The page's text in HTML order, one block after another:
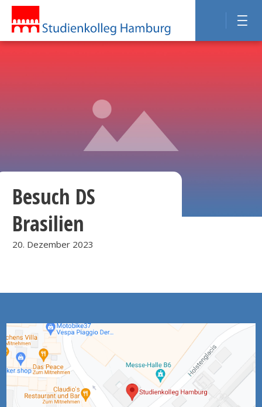
Besuch DS
Brasilien
20. Dezember 2023